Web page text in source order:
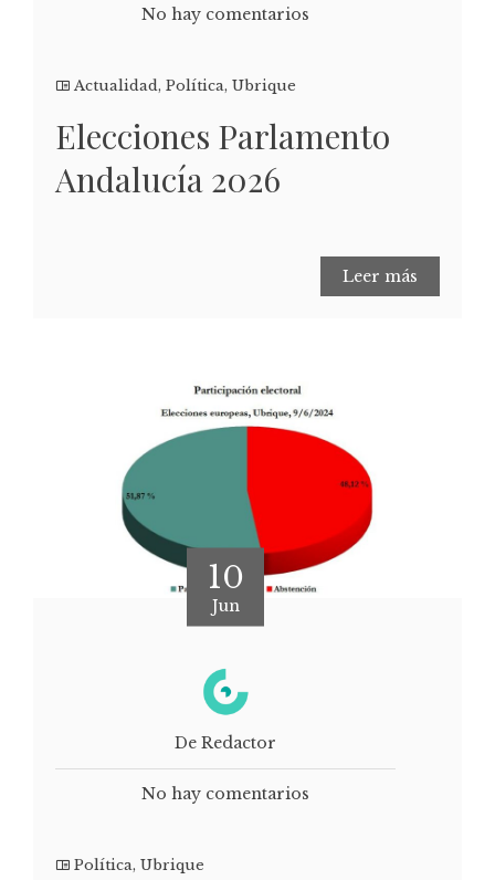
No hay comentarios
Actualidad, Política, Ubrique
Elecciones Parlamento
Andalucía 2026
Leer más
10
Jun
De Redactor
No hay comentarios
Política, Ubrique